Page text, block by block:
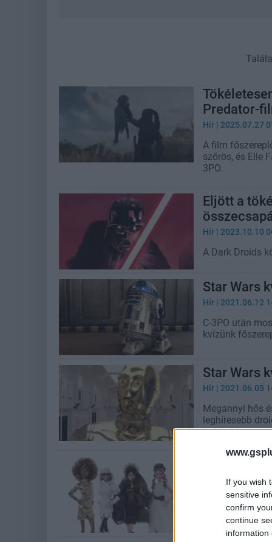
If you wish
sensitive
confirm
continue
information
Predator-
Hír | 2025.07.27
A film
szőrös, és Elle
3PO.
Eljött a
Hír | 2023.10.10
A Dark Droids
Star Wars
Hír | 2021.06.12
C-3PO után
kvízünk
Star Wars
Hír | 2021.06.05
Megannyi hős
leghíresebb
kvízünkben.
| 2020.05.04
A Star Wars